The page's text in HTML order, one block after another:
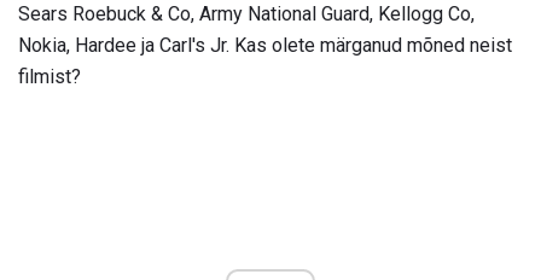
Sears Roebuck & Co, Army National Guard, Kellogg Co,
Nokia, Hardee ja Carl's Jr. Kas olete märganud mõned neist
filmist?